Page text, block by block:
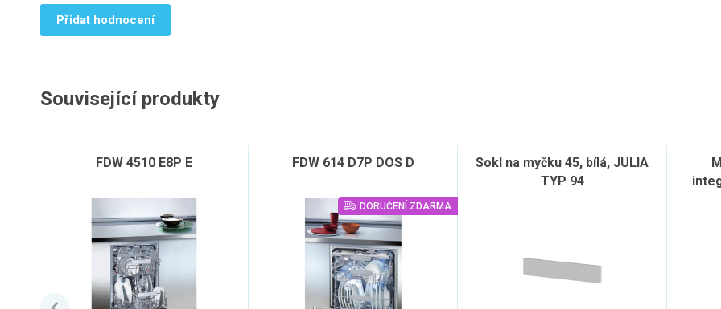
Přidat hodnocení
Související produkty
FDW 4510 E8P E FDW 614 D7P DOS D
DORUČENÍ ZDARMA
Sokl na myčku 45, bílá, JULIA
TYP 94